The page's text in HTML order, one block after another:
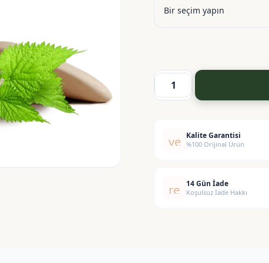
Isırgan
verified
Kalite Garantisi
%100 Orijinal Ürün
replay14 Gün İade
Koşulsuz İade Hakkı